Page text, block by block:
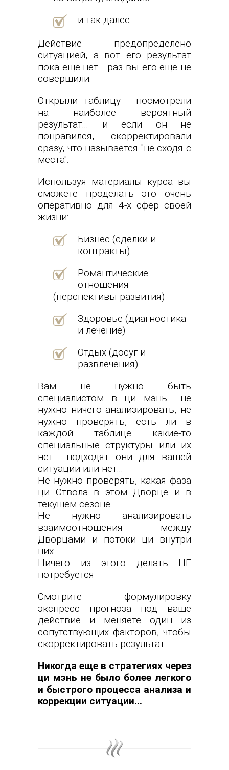
и так далее...
Действие предопределено
ситуацией, а вот его результат
пока еще нет... раз вы его еще не
совершили.
Открыли таблицу - посмотрели
на наиболее вероятный
результат... и если он не
понравился, скорректировали
сразу, что называется "не сходя с
места".
Используя материалы курса вы
сможете проделать это очень
оперативно для 4-х сфер своей
жизни:
Бизнес (сделки и
контракты)
Романтические
отношения
(перспективы развития)
Здоровье (диагностика
и лечение)
Отдых (досуг и
развлечения)
Вам не нужно быть
специалистом в ци мэнь... не
нужно ничего анализировать, не
нужно проверять, есть ли в
каждой таблице какие-то
специальные структуры или их
нет… подходят они для вашей
ситуации или нет...
Не нужно проверять, какая фаза
ци Ствола в этом Дворце и в
текущем сезоне…
Не нужно анализировать
взаимоотношения между
Дворцами и потоки ци внутри
них…
Ничего из этого делать НЕ
потребуется
Смотрите формулировку
экспресс прогноза под ваше
действие и меняете один из
сопутствующих факторов, чтобы
скорректировать результат.
Никогда еще в стратегиях через
ци мэнь не было более легкого
и быстрого процесса анализа и
коррекции ситуации...